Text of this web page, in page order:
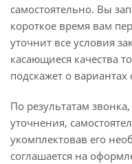
самостоятельно. Вы
короткое время вам
уточнит все условия
касающиеся качества
подскажет о
По результатам
уточнения,
укомплектовав его
соглашается на